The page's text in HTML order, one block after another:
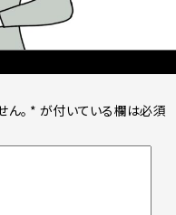
。 * が付いている欄は必須